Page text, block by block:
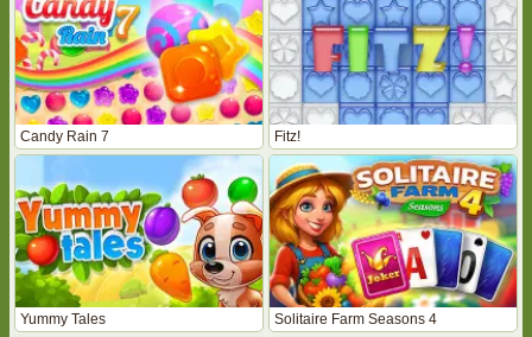
Candy Rain 7 Fitz!
Yummy Tales Solitaire Farm Seasons 4